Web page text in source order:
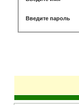
Введите пароль